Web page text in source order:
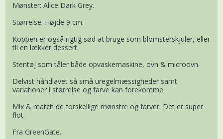
Mønster: Alice Dark Grey.
Størrelse: Højde 9 cm.
Koppen er også rigtig sød at bruge som blomsterskjuler, eller
til en lækker dessert.
Stentøj som tåler både opvaskemaskine, ovn & microovn.
Delvist håndlavet så små uregelmæssigheder samt
variationer i størrelse og farve kan forekomme.
Mix & match de forskellige mønstre og farver. Det er super
flot.
Fra GreenGate.